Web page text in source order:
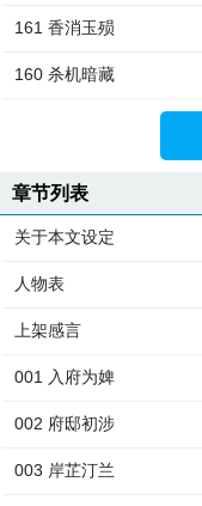
161 香消玉殒
160 杀机暗藏
章节列表
关于本文设定
人物表
上架感言
001 入府为婢
002 府邸初涉
003 岸芷汀兰